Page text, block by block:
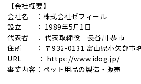
【会社概要】
会社名 ：株式会社ゼフィール
設立 ： 1989年5月1日
代表者 ： 代表取締役 長谷川 恭市
住所 ： 〒932-0131 富山県小矢部市
URL ： https://www.idog.jp/
事業内容：ペット用品の製造・販売